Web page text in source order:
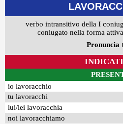
verbo intransitivo della I
coniugato nella forma
Pronuncia
io lavoracchio
tu lavoracchi
lui/lei lavoracchia
noi lavoracchiamo